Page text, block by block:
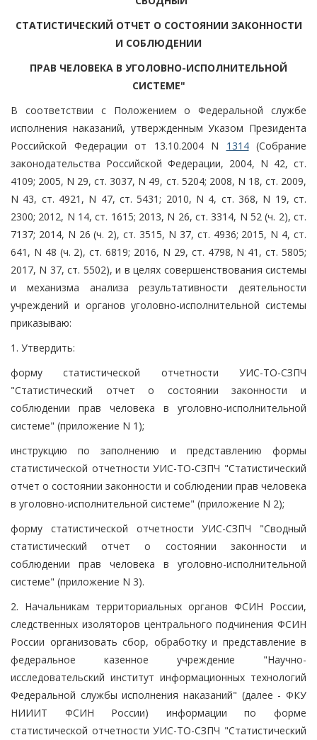
СТАТИСТИЧЕСКИЙ ОТЧЕТ О СОСТОЯНИИ ЗАКОННОСТИ
И СОБЛЮДЕНИИ
ПРАВ ЧЕЛОВЕКА В УГОЛОВНО-ИСПОЛНИТЕЛЬНОЙ
СИСТЕМЕ"
В соответствии с Положением о Федеральной службе
исполнения наказаний, утвержденным Указом Президента
Российской Федерации от 13.10.2004 N 1314(Собрание
законодательства Российской Федерации, 2004, N 42, ст.
4109; 2005, N 29, ст. 3037, N 49, ст. 5204; 2008, N 18, ст. 2009,
N 43, ст. 4921, N 47, ст. 5431; 2010, N 4, ст. 368, N 19, ст.
2300; 2012, N 14, ст. 1615; 2013, N 26, ст. 3314, N 52 (ч. 2), ст.
7137; 2014, N 26 (ч. 2), ст. 3515, N 37, ст. 4936; 2015, N 4, ст.
641, N 48 (ч. 2), ст. 6819; 2016, N 29, ст. 4798, N 41, ст. 5805;
2017, N 37, ст. 5502), и в целях совершенствования системы
и механизма анализа результативности деятельности
учреждений и органов уголовно-исполнительной системы
приказываю:
1. Утвердить:
форму статистической отчетности УИС-ТО-СЗПЧ
"Статистический отчет о состоянии законности и
соблюдении прав человека в уголовно-исполнительной
системе" (приложение N 1);
инструкцию по заполнению и представлению формы
статистической отчетности УИС-ТО-СЗПЧ "Статистический
отчет о состоянии законности и соблюдении прав человека
в уголовно-исполнительной системе" (приложение N 2);
форму статистической отчетности УИС-СЗПЧ "Сводный
статистический отчет о состоянии законности и
соблюдении прав человека в уголовно-исполнительной
системе" (приложение N 3).
2. Начальникам территориальных органов ФСИН России,
следственных изоляторов центрального подчинения ФСИН
России организовать сбор, обработку и представление в
федеральное казенное учреждение "Научно-
исследовательский институт информационных технологий
Федеральной службы исполнения наказаний" (далее - ФКУ
НИИИТ ФСИН России) информации по форме
статистической отчетности УИС-ТО-СЗПЧ "Статистический